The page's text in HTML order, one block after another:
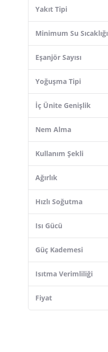
Yakıt Tipi
Minimum Su Sıcaklığı
Eşanjör Sayısı
Yoğuşma Tipi
İç Ünite Genişlik
Nem Alma
Kullanım Şekli
Ağırlık
Hızlı Soğutma
Isı Gücü
Güç Kademesi
Isıtma Verimliliği
Fiyat